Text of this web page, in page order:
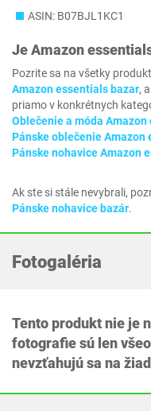
ASIN: B07BJL1KC1
JeAmazon
Pozrite sa na všetky
Amazon essentials bazar,
priamo v konkrétnych
Oblečenie a móda
Pánske oblečenie Amazon
Pánske nohavice Amazon
Ak ste si stále nevybrali,
Pánske nohavice bazár.
Fotogaléria
Tento produkt nie je
fotografie sú len
nevzťahujú sa na